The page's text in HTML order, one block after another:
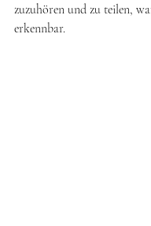
zuzuhören und zu teilen,
erkennbar.